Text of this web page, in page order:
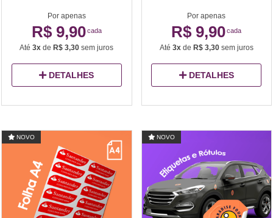
Por apenas
R$ 9,90cada
Até3x de R$ 3,30 sem juros
DETALHES
Por apenas
R$ 9,90cada
Até 3xde R$ 3,30sem juros
DETALHES
NOVO NOVO